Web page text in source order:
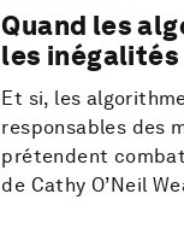
Quand les
les inégalités
Et si, les
responsables des
prétendent
de Cathy O’Neil